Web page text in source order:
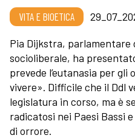
VITA E BIOETICA
Pia Dijkstra, parlamentare
socioliberale, ha
prevede l’eutanasia per gli
vivere». Difficile che il Ddl
legislatura in corso, ma è
radicatosi nei Paesi Bassi
di orrore.